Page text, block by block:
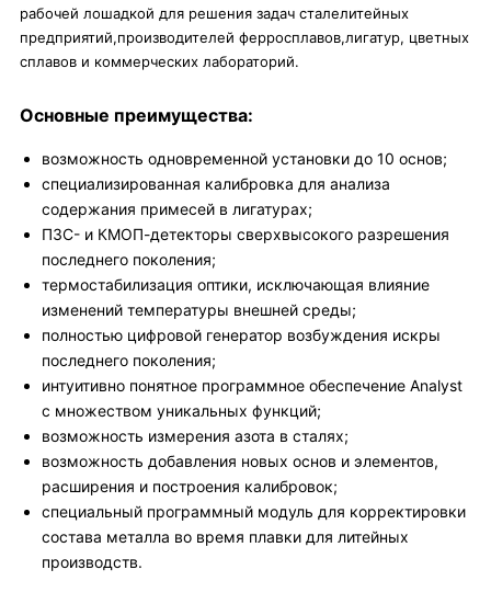
рабочей лошадкой для решения задач сталелитейных
предприятий,производителей ферросплавов,лигатур, цветных
сплавов и коммерческих лабораторий.
Основные преимущества:
возможность одновременной установки до 10 основ;
специализированная калибровка для анализа
содержания примесей в лигатурах;
ПЗС- и КМОП-детекторы сверхвысокого разрешения
последнего поколения;
термостабилизация оптики, исключающая влияние
изменений температуры внешней среды;
полностью цифровой генератор возбуждения искры
последнего поколения;
интуитивно понятное программное обеспечение Analyst
c множеством уникальных функций;
возможность измерения азота в сталях;
возможность добавления новых основ и элементов,
расширения и построения калибровок;
специальный программный модуль для корректировки
состава металла во время плавки для литейных
производств.